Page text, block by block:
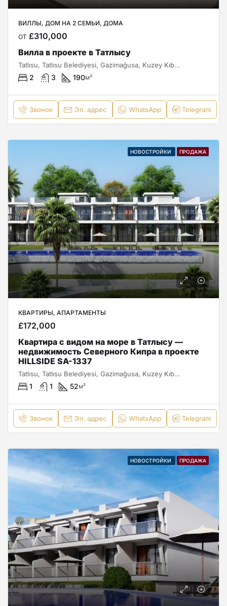
ВИЛЛЫ, ДОМ НА 2 СЕМЬИ, ДОМА
от £310,000
Вилла в проекте в Татлысу
Tatlısu, Tatlısu Belediyesi, Gazimağusa, Kuzey Kıbrıs, Κύπρος - Kıbrıs
2 3 190м²
Звонок Эл. адрес WhatsApp Telegram
НОВОСТРОЙКИ ПРОДАЖА
КВАРТИРЫ, АПАРТАМЕНТЫ
£172,000
Квартира с видом на море в Татлысу —
недвижимость Северного Кипра в проекте
HILLSIDE SA-1337
Tatlısu, Tatlısu Belediyesi, Gazimağusa, Kuzey Kıbrıs, Κύπρος - Kıbrıs
1 1 52м²
Звонок Эл. адрес WhatsApp Telegram
НОВОСТРОЙКИ ПРОДАЖА